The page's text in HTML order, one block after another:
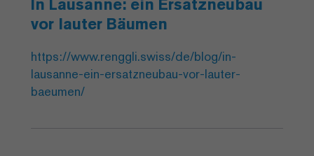
In Lausanne: ein Ersatzneubau
vor lauter Bäumen
https://www.renggli.swiss/de/blog/in-
lausanne-ein-ersatzneubau-vor-lauter-
baeumen/